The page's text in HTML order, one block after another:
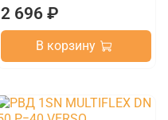
2 696 ₽
В корзину